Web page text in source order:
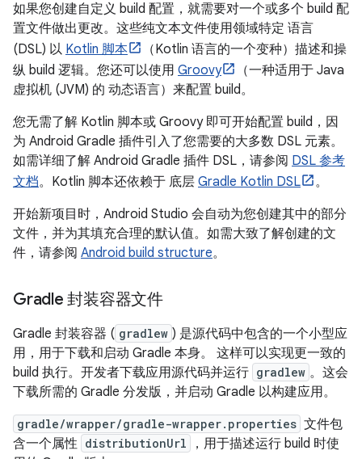
如果您创建自定义 build 配置，就需要对一个或多个 build 配
置文件做出更改。这些纯文本文件使用领域特定 语言
(DSL) 以 Kotlin 脚本
（Kotlin 语言的一个变种）描述和操
纵 build 逻辑。您还可以使用 Groovy
（一种适用于 Java
虚拟机 (JVM) 的 动态语言）来配置 build。
您无需了解 Kotlin 脚本或 Groovy 即可开始配置 build，因
为 Android Gradle 插件引入了您需要的大多数 DSL 元素。
如需详细了解 Android Gradle 插件 DSL，请参阅 DSL 参考
文档。Kotlin 脚本还依赖于 底层 Gradle Kotlin DSL
。
开始新项目时，Android Studio 会自动为您创建其中的部分
文件，并为其填充合理的默认值。如需大致了解创建的文
件，请参阅 Android build structure。
Gradle 封装容器文件
Gradle 封装容器 ( gradlew ) 是源代码中包含的一个小型应
用，用于下载和启动 Gradle 本身。 这样可以实现更一致的
build 执行。开发者下载应用源代码并运行 gradlew 。这会
下载所需的 Gradle 分发版，并启动 Gradle 以构建应用。
gradle/wrapper/gradle-wrapper.properties 文件包
含一个属性 distributionUrl
，用于描述运行 build 时使